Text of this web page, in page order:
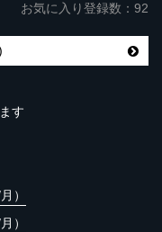
お気に入り登録数：92
す
）
）